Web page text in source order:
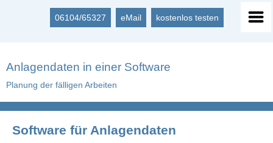
06104/65327 eMail kostenlos testen
Anlagendaten in einer Software
Planung der fälligen Arbeiten
Software für Anlagendaten